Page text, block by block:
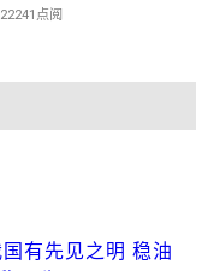
22241点阅